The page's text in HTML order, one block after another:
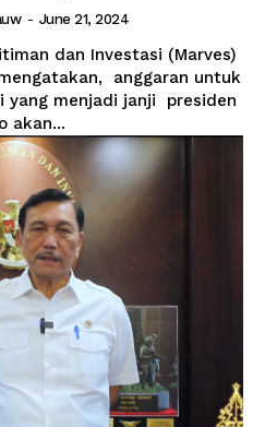
- June 21, 2024
dan Investasi (Marves)
anggaran untuk
yang menjadi janji presiden
akan...